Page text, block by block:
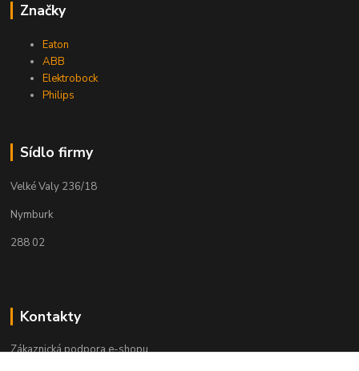
Značky
Eaton
ABB
Elektrobock
Philips
Sídlo firmy
Velké Valy 236/18
Nymburk
288 02
Kontakty
Zákaznická podpora e-shopu